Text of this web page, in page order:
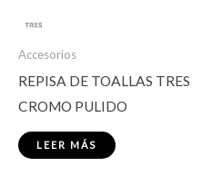
Accesorios
REPISA DE TOALLAS TRES
CROMO PULIDO
LEER MÁS